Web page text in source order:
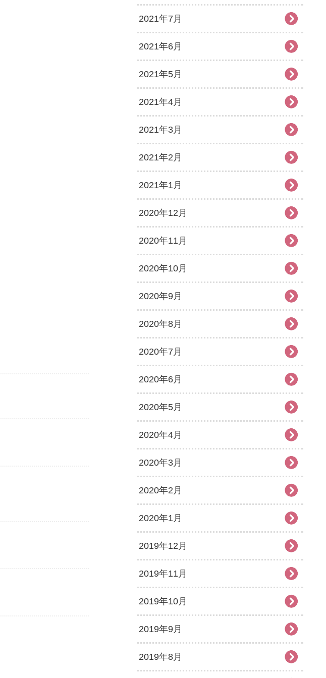
2021年7月
2021年6月
2021年5月
2021年4月
2021年3月
2021年2月
2021年1月
2020年12月
2020年11月
2020年10月
2020年9月
2020年8月
2020年7月
2020年6月
2020年5月
2020年4月
2020年3月
2020年2月
2020年1月
2019年12月
2019年11月
2019年10月
2019年9月
2019年8月